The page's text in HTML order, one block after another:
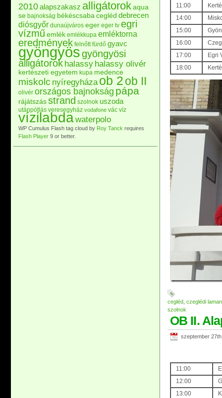
11:00
14:00
15:00
16:00
17:00
Egri
18:00
cegléd czeglédi
szolnok
OB II.
szeptember
11:00
12:00
13:00
2010alapszakasz alligátorokaqua
se bajnokság békéscsaba cegléd debrecen
diósgyőr dunaújváros eger eger tv egri
vízműemlék emlékkupa emléktorna
eredmények felnőtt fürdő gyavc
gyöngyösgyöngyösi
alligátorok halassy halassy olivér
kertészeti egyetem kupa medence
miskolc nyíregyháza ob 2ob II
olivér országos bajnokság pápa
rájátszás strand szolnok uszoda
utánpótlás veresegyház vodafone vác víz
vízilabdawaterpolo
WP Cumulus Flash tag cloud by Roy Tanck requires
Flash Player 9 or better.